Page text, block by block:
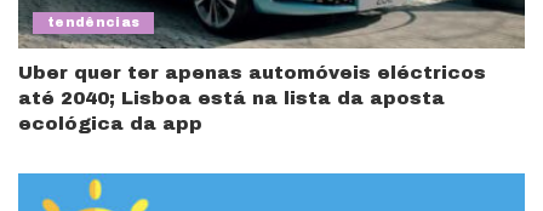
tendências
Uber quer ter apenas automóveis eléctricos
até 2040; Lisboa está na lista da aposta
ecológica da app